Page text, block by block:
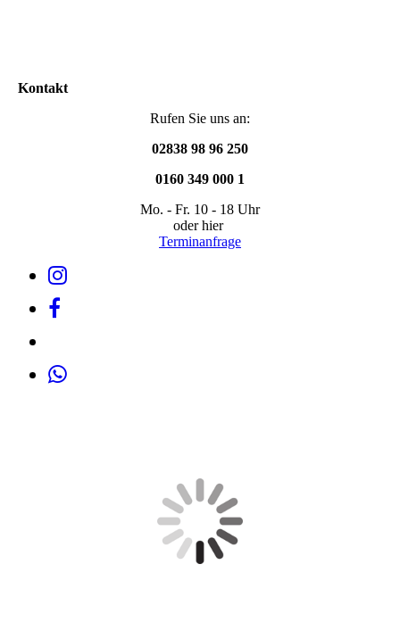
Kontakt
Rufen Sie uns an:
02838 98 96 250
0160 349 000 1
Mo. - Fr. 10 - 18 Uhr
oder hier
Terminanfrage